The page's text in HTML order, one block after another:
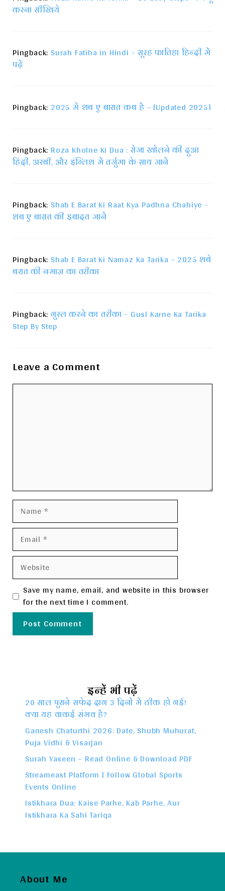
करना सीखिये
Pingback: Surah Fatiha in Hindi - सूरह फातिहा हिन्दी में
पढ़ें
Pingback: 2025 में शब ए बारात कब है - [Updated 2025]
Pingback: Roza Kholne Ki Dua : रोजा खोलने की दुआ
हिंदी, अरबी, और इंग्लिश में तर्जुमा के साथ जानें
Pingback: Shab E Barat Ki Raat Kya Padhna Chahiye -
शब ए बारात की इबादत जानें
Pingback: Shab E Barat Ki Namaz Ka Tarika - 2025 शबे
बरात की नमाज़ का तरीका
Pingback:गुस्ल करने का तरीका - Gusl Karne Ka Tarika
Step By Step
Leave a Comment
Comment
Name
Email
Website
Save my name, email, and website in this browser
for the next time I comment.
इन्हें भी पढ़ें
20 साल पुराने सफेद दाग 3 दिनों में ठीक हो गई!
क्या यह वाकई संभव है?
Ganesh Chaturthi 2026: Date, Shubh Muhurat,
Puja Vidhi & Visarjan
Surah Yaseen – Read Online & Download PDF
Streameast Platform | Follow Global Sports
Events Online
Istikhara Dua: Kaise Parhe, Kab Parhe, Aur
Istikhara Ka Sahi Tariqa
About Me